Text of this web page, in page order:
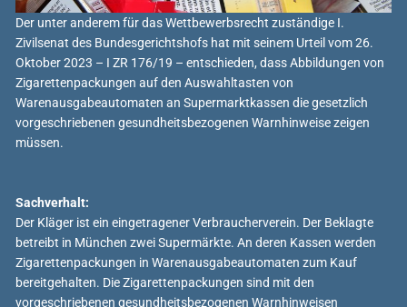
Der unter anderem für das Wettbewerbsrecht zuständige I.
Zivilsenat des Bundesgerichtshofs hat mit seinem Urteil vom 26.
Oktober 2023 – I ZR 176/19 – entschieden, dass Abbildungen von
Zigarettenpackungen auf den Auswahltasten von
Warenausgabeautomaten an Supermarktkassen die gesetzlich
vorgeschriebenen gesundheitsbezogenen Warnhinweise zeigen
müssen.
Sachverhalt:
Der Kläger ist ein eingetragener Verbraucherverein. Der Beklagte
betreibt in München zwei Supermärkte. An deren Kassen werden
Zigarettenpackungen in Warenausgabeautomaten zum Kauf
bereitgehalten. Die Zigarettenpackungen sind mit den
vorgeschriebenen gesundheitsbezogenen Warnhinweisen